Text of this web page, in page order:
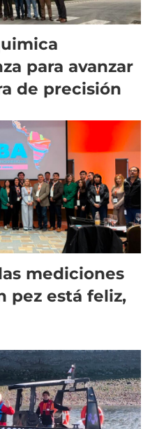
para avanzar
de precisión
mediciones
pez está feliz,